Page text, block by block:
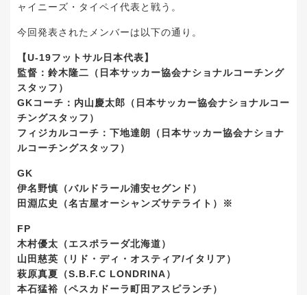
ャイニーズ・タイペイ代表と戦う。
今回発表されたメンバーは以下の通り。
【U-19フットサル日本代表】
監督：鈴木隆二（日本サッカー協会ナショナルコーチング
スタッフ）
GKコーチ：内山慶太郎（日本サッカー協会ナショナルコー
チングスタッフ）
フィジカルコーチ：下地達朗（日本サッカー協会ナショナ
ルコーチングスタッフ）
GK
伊名野慎（バルドラール浦安セグンド）
田淵広史（名古屋オーシャンズサテライト）※
FP
木村優太（エスポラーダ北海道）
山田慈英（リド・ディ・オスティア/イタリア）
萩原真夏（S.B.F.C LONDRINA）
本石猛裕（ペスカドーラ町田アスピランチ）